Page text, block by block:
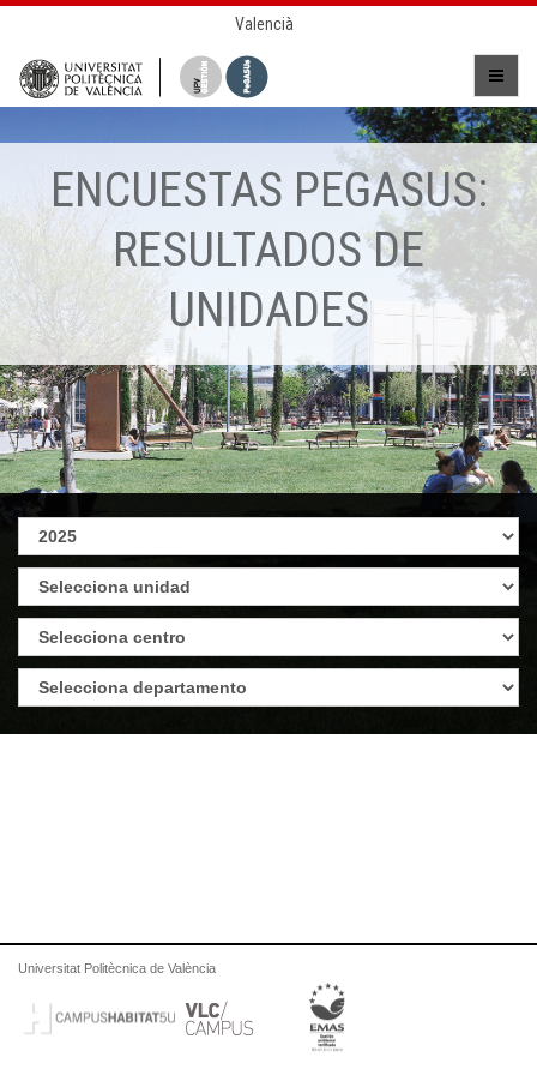
Valencià
ENCUESTAS PEGASUS:
RESULTADOS DE
UNIDADES
Universitat Politècnica de València